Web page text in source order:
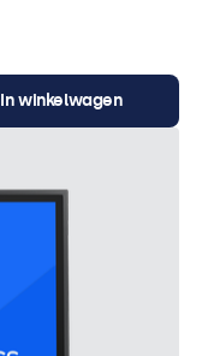
In winkelwagen